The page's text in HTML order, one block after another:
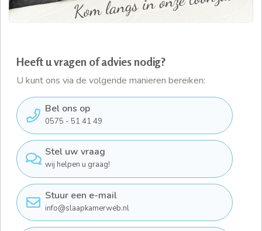
Heeft u vragen of advies nodig?
U kunt ons via de volgende manieren bereiken:
Bel ons op
0575 - 51 41 49
Stel uw vraag
wij helpen u graag!
Stuur een e-mail
info@slaapkamerweb.nl